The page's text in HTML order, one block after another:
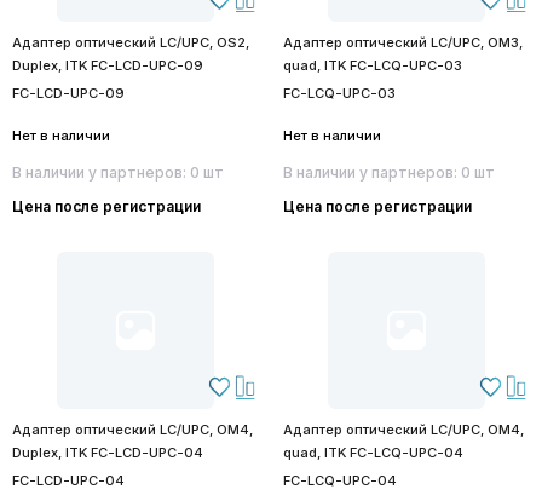
Адаптер оптический LC/UPC, OS2,
Duplex, ITK FC-LCD-UPC-09
FC-LCD-UPC-09
Нет в наличии
В наличии у партнеров: 0 шт
Цена после регистрации
Адаптер оптический LC/UPC, OM3,
quad, ITK FC-LCQ-UPC-03
FC-LCQ-UPC-03
Нет в наличии
В наличии у партнеров: 0 шт
Цена после регистрации
Адаптер оптический LC/UPC, OM4,
Duplex, ITK FC-LCD-UPC-04
FC-LCD-UPC-04
Адаптер оптический LC/UPC, OM4,
quad, ITK FC-LCQ-UPC-04
FC-LCQ-UPC-04